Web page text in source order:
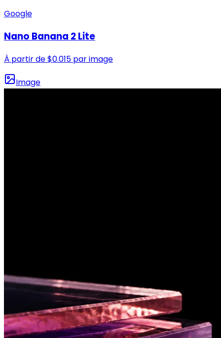
Google
Nano Banana 2 Lite
À partir de$0.015 par image
Image